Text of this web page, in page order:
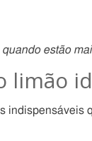
estão
limão
indispensáveis